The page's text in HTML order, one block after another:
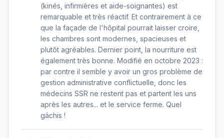
(kinés, infirmières et aide-soignantes) est
remarquable et très réactif. Et contrairement à ce
que la façade de l'hôpital pourrait laisser croire,
les chambres sont modernes, spacieuses et
plutôt agréables. Dernier point, la nourriture est
également très bonne. Modifié en octobre 2023 :
par contre il semble y avoir un gros problème de
gestion administrative conflictuelle, donc les
médecins SSR ne restent pas et partent les uns
après les autres... et le service ferme. Quel
gâchis !